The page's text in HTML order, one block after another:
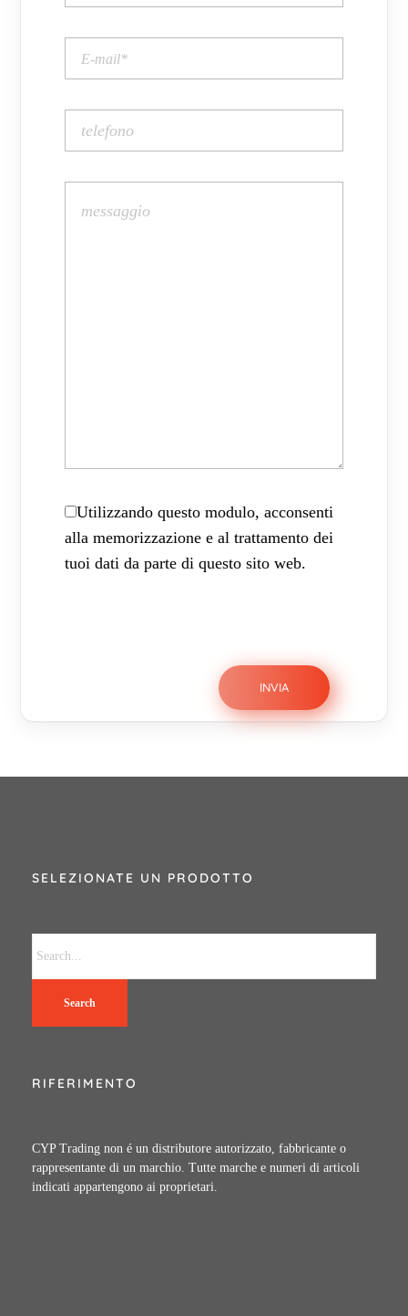
Utilizzando questo modulo, acconsenti
alla memorizzazione e al trattamento dei
tuoi dati da parte di questo sito web.
SELEZIONATE UN PRODOTTO
Search
RIFERIMENTO
CYP Trading non é un distributore autorizzato, fabbricante o
rappresentante di un marchio. Tutte marche e numeri di articoli
indicati appartengono ai proprietari.